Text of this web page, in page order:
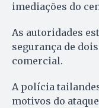
imediações do
As autoridades
segurança de
comercial.
A polícia
motivos do